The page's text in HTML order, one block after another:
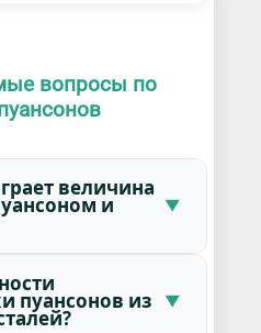
вопросы по
величина
и
пуансонов из